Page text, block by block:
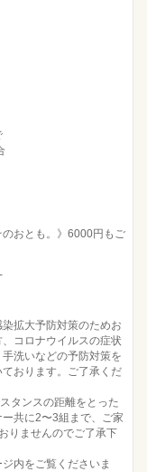
おとも。》6000円もご
拡大予防対策のためお
コロナウイルスの症状
洗いなどの予防対策を
おります。ご了承くだ
タンスの距離をとった
共に2〜3組まで、ご家
りませんのでご了承下
内をご覧くださいま